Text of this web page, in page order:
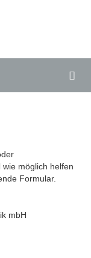
möglich helfen
Formular.
mbH